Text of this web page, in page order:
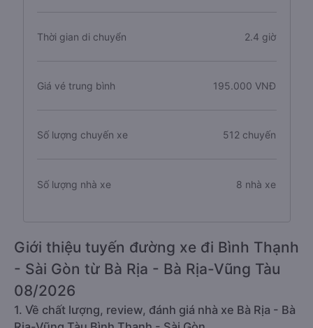
Thời gian di chuyển 2.4 giờ
Giá vé trung bình 195.000 VNĐ
Số lượng chuyến xe 512 chuyến
Số lượng nhà xe 8 nhà xe
Giới thiệu tuyến đường xe đi Bình Thạnh
- Sài Gòn từ Bà Rịa - Bà Rịa-Vũng Tàu
08/2026
1. Về chất lượng, review, đánh giá nhà xe Bà Rịa - Bà